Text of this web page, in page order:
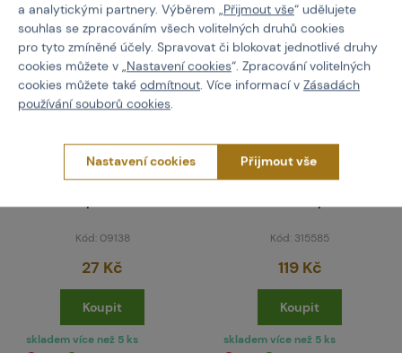
KINGMAN
266 (STK004) MR2/MR3
Kód: 09138
27 Kč
Koupit
skladem více než 5 ks
EMPIRE BT
17827 TM-15 Magazine
Kód: 315585
119 Kč
Koupit
skladem více než 5 ks
a analytickými partnery. Výběrem „Přijmout vše“ udělujete
souhlas se zpracováním všech volitelných druhů cookies
pro tyto zmíněné účely. Spravovat či blokovat jednotlivé druhy
cookies můžete v „Nastavení cookies“. Zpracování volitelných
cookies můžete také odmítnout. Více informací v Zásadách
používání souborů cookies.
Nastavení cookies Přijmout vše